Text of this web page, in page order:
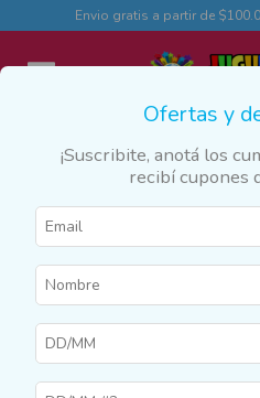
Envio gratis a partir de
Filtrar
Ofertas y
¡Suscribite, anotá los
recibí cupones